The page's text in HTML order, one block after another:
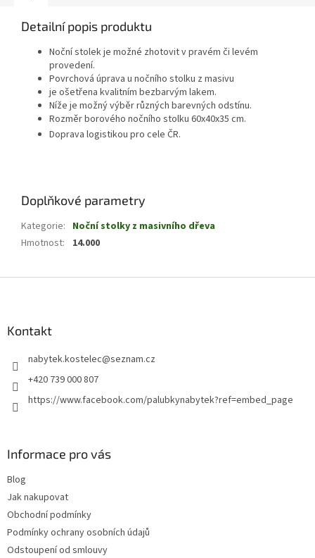
Detailní popis produktu
Noční stolek je možné zhotovit v pravém či levém
provedení.
Povrchová úprava u nočního stolku z masivu
je ošetřena kvalitním bezbarvým lakem.
Níže je možný výběr různých barevných odstínu.
Rozměr borového nočního stolku 60x40x35 cm.
Doprava logistikou pro cele ČR.
Doplňkové parametry
Kategorie: Noční stolky z masivního dřeva
Hmotnost: 14.000
Kontakt
nabytek.kostelec@seznam.cz
+420 739 000 807
https://www.facebook.com/palubkynabytek?ref=embed_page
Informace pro vás
Blog
Jak nakupovat
Obchodní podmínky
Podmínky ochrany osobních údajů
Odstoupení od smlouvy